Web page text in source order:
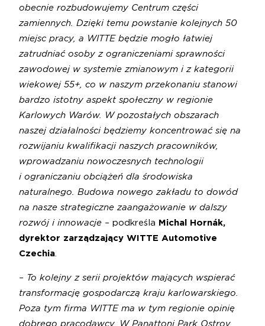
obecnie rozbudowujemy Centrum części
zamiennych. Dzięki temu powstanie kolejnych 50
miejsc pracy, a WITTE będzie mogło łatwiej
zatrudniać osoby z ograniczeniami sprawności
zawodowej w systemie zmianowym i z kategorii
wiekowej 55+, co w naszym przekonaniu stanowi
bardzo istotny aspekt społeczny w regionie
Karlowych Warów. W pozostałych obszarach
naszej działalności będziemy koncentrować się na
rozwijaniu kwalifikacji naszych pracowników,
wprowadzaniu nowoczesnych technologii
i ograniczaniu obciążeń dla środowiska
naturalnego. Budowa nowego zakładu to dowód
na nasze strategiczne zaangażowanie w dalszy
rozwój i innowacje – podkreśla Michal Hornák,
dyrektor zarządzający WITTE Automotive
Czechia.
– To kolejny z serii projektów mających wspierać
transformację gospodarczą kraju karlowarskiego.
Poza tym firma WITTE ma w tym regionie opinię
dobrego pracodawcy. W Panattoni Park Ostrov